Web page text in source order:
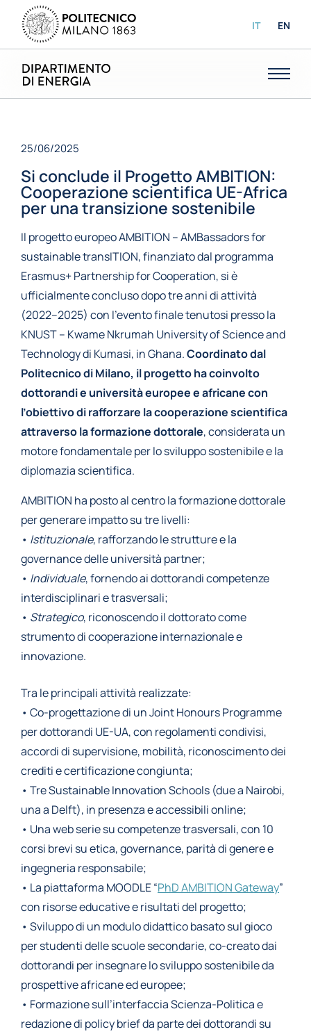
IT EN
25/06/2025
Si conclude il Progetto AMBITION:
Cooperazione scientifica UE-Africa
per una transizione sostenibile
Il progetto europeo AMBITION – AMBassadors for
sustainable transITION, finanziato dal programma
Erasmus+ Partnership for Cooperation, si è
ufficialmente concluso dopo tre anni di attività
(2022–2025) con l’evento finale tenutosi presso la
KNUST – Kwame Nkrumah University of Science and
Technology di Kumasi, in Ghana.Coordinato dal
Politecnico di Milano, il progetto ha coinvolto
dottorandi e università europee e africane con
l’obiettivo di rafforzare la cooperazione scientifica
attraverso la formazione dottorale, considerata un
motore fondamentale per lo sviluppo sostenibile e la
diplomazia scientifica.
AMBITION ha posto al centro la formazione dottorale
per generare impatto su tre livelli:
• Istituzionale, rafforzando le strutture e la
governance delle università partner;
• Individuale, fornendo ai dottorandi competenze
interdisciplinari e trasversali;
• Strategico, riconoscendo il dottorato come
strumento di cooperazione internazionale e
innovazione.
Tra le principali attività realizzate:
• Co-progettazione di un Joint Honours Programme
per dottorandi UE-UA, con regolamenti condivisi,
accordi di supervisione, mobilità, riconoscimento dei
crediti e certificazione congiunta;
• Tre Sustainable Innovation Schools (due a Nairobi,
una a Delft), in presenza e accessibili online;
• Una web serie su competenze trasversali, con 10
corsi brevi su etica, governance, parità di genere e
ingegneria responsabile;
• La piattaforma MOODLE “PhD AMBITION Gateway”
con risorse educative e risultati del progetto;
• Sviluppo di un modulo didattico basato sul gioco
per studenti delle scuole secondarie, co-creato dai
dottorandi per insegnare lo sviluppo sostenibile da
prospettive africane ed europee;
• Formazione sull’interfaccia Scienza-Politica e
redazione di policy brief da parte dei dottorandi su